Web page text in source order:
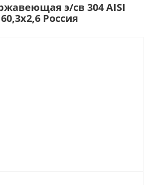
э/св 304 AISI
60,3х2,6 Россия